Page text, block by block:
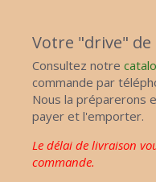
Votre "drive"
Consultez notre
commande par
Nous la préparerons
payer et l'emporter.
Le délai de livraison
commande.